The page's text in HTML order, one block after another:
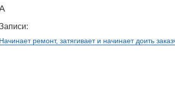
Начинает ремонт, затягивает и начинает доить